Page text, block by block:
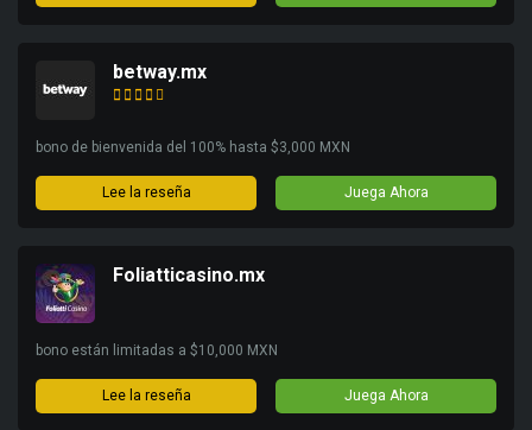
betway.mx
bono de bienvenida del 100% hasta $3,000 MXN
Lee la reseña Juega Ahora
Foliatticasino.mx
bono están limitadas a $10,000 MXN
Lee la reseña Juega Ahora